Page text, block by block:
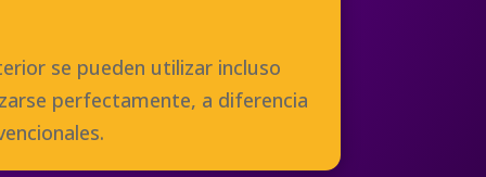
se pueden utilizar incluso
perfectamente, a diferencia